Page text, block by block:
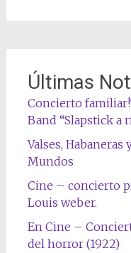
Últimas
Concierto
Band “Slapstick a
Valses, Habaneras
Mundos
Cine – concierto
Louis weber.
En Cine –
del horror (1922)